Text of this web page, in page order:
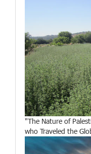
"The Nature of
who Traveled the